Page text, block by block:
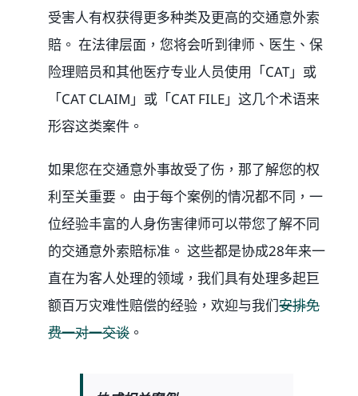
受害人有权获得更多种类及更高的交通意外索
賠。 在法律层面，您将会听到律师、医生、保
险理赔员和其他医疗专业人员使用「CAT」或
「CAT CLAIM」或「CAT FILE」这几个术语来
形容这类案件。
如果您在交通意外事故受了伤，那了解您的权
利至关重要。 由于每个案例的情况都不同，一
位经验丰富的人身伤害律师可以带您了解不同
的交通意外索賠标准。 这些都是协成28年来一
直在为客人处理的领域，我们具有处理多起巨
额百万灾难性赔偿的经验，欢迎与我们安排免
费一对一交谈。